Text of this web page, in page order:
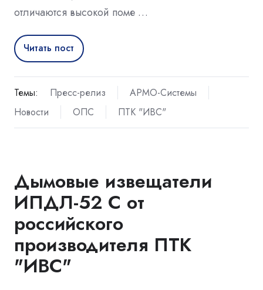
отличаются высокой поме …
Читать пост
Темы: Пресс-релиз
АРМО-Системы
Новости
ОПС ПТК "ИВС"
Дымовые извещатели
ИПДЛ-52 С от
российского
производителя ПТК
"ИВС"